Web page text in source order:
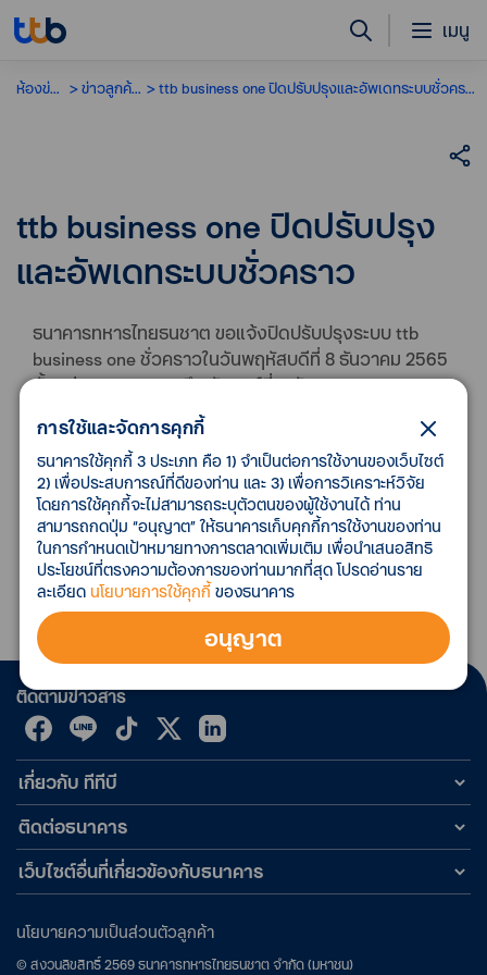
เมนู
ห้องข่าว ข่าวลูกค้าธุรกิจ ttb business one ปิดปรับปรุงและอัพเดทระบบชั่วคราว
ttb business one ปิดปรับปรุง
และอัพเดทระบบชั่วคราว
ธนาคารทหารไทยธนชาต ขอแจ้งปิดปรับปรุงระบบ ttb
business one ชั่วคราวในวันพฤหัสบดีที่ 8 ธันวาคม 2565
ตั้งแต่เวลา 19:00 น. ถึง วันศุกร์ที่ 9 ธันวาคม 2565 เวลา
02:00 น. เพื่อพัฒนาระบบและเพิ่มประสิทธิภาพการให้
บริการ ขอให้ท่านโปรดวางแผนการทำธุรกรรมล่วงหน้า
ธนาคารขออภัยในความไม่สะดวกมา ณ ที่นี้
สอบถามข้อมูลเพิ่มเติมที่ ttb corporate call center: 0
2643 7000
การใช้และจัดการคุกกี้
ธนาคารใช้คุกกี้ 3 ประเภท คือ 1) จำเป็นต่อการใช้งานของเว็บไซต์
2) เพื่อประสบการณ์ที่ดีของท่าน และ 3) เพื่อการวิเคราะห์วิจัย
โดยการใช้คุกกี้จะไม่สามารถระบุตัวตนของผู้ใช้งานได้ ท่าน
สามารถกดปุ่ม “อนุญาต” ให้ธนาคารเก็บคุกกี้การใช้งานของท่าน
ในการกำหนดเป้าหมายทางการตลาดเพิ่มเติม เพื่อนำเสนอสิทธิ
ประโยชน์ที่ตรงความต้องการของท่านมากที่สุด โปรดอ่านราย
ละเอียด นโยบายการใช้คุกกี้ของธนาคาร
อนุญาต
ติดตามข่าวสาร
เกี่ยวกับ ทีทีบี
ติดต่อธนาคาร
เว็บไซต์อื่นที่เกี่ยวข้องกับธนาคาร
© สงวนลิขสิทธิ์2569ธนาคารทหารไทยธนชาต จำกัด (มหาชน)
นโยบายความเป็นส่วนตัวลูกค้า